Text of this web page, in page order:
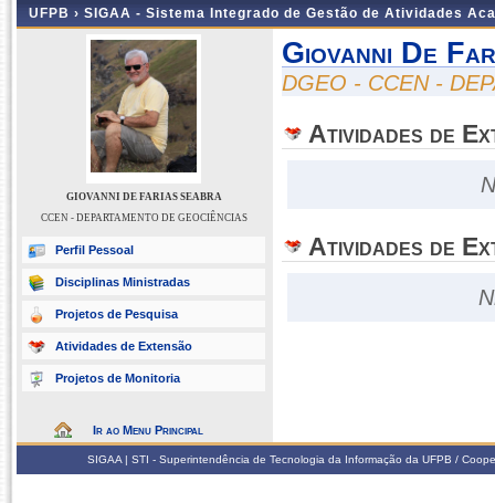
UFPB › SIGAA - Sistema Integrado de Gestão de Atividades
GIOVANNI DE FARIAS SEABRA
CCEN - DEPARTAMENTO DE GEOCIÊNCIAS
Perfil Pessoal
Disciplinas Ministradas
Projetos de Pesquisa
Atividades de Extensão
Projetos de Monitoria
Ir ao Menu Principal
Giovanni De
DGEO - CCEN -
Atividades de
Atividades de
SIGAA | STI - Superintendência de Tecnologia da Informação da UFPB /